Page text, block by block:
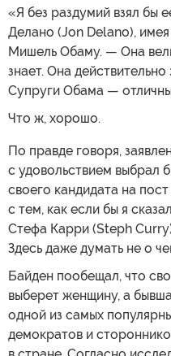
«Я без раздумий взял бы
Делано (Jon Delano),
Мишель Обаму. — Она
знает. Она
Супруги Обама —
Что ж, хорошо.
По правде говоря,
с удовольствием выбрал
своего кандидата на
с тем, как если бы я
Стефа Карри (Steph
Здесь даже думать не о
Байден пообещал, что
выберет женщину, а
одной из самых
демократов и